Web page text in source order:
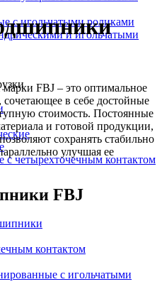
с игольчатыми роликами
и игольчатыми
с четырехточечным контактом
контактом
с игольчатыми
FBJ – это оптимальное
в себе достойные
стоимость. Постоянные
и готовой продукции,
сохранять стабильно
улучшая ее
FBJ